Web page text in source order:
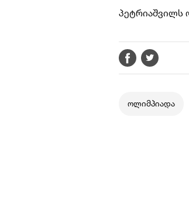
პეტრიაშვილს
ოლიმპიადა